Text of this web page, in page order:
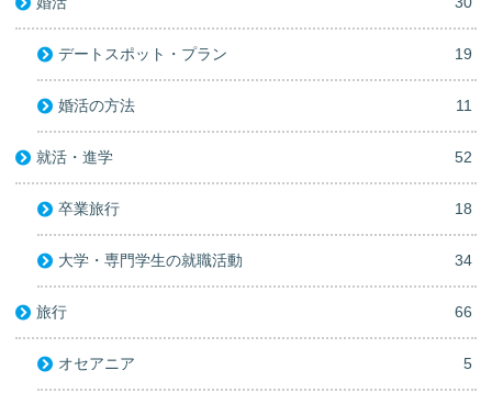
デートスポット・プラン 19
婚活の方法 11
就活・進学 52
卒業旅行 18
大学・専門学生の就職活動 34
旅行 66
オセアニア 5